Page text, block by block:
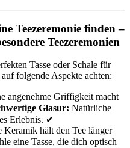
Teezeremonie finden –
Teezeremonien
Tasse oder Schale für
folgende Aspekte achten:
angenehme Griffigkeit macht
Glasur: Natürliche
Erlebnis. ✔
hält den Tee länger
eine Tasse, die dich optisch